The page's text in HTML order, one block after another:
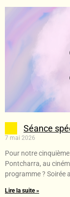
Séance
7 mai 2026
Pour notre
Pontcharra, au
programme ? Soirée
Lire la suite »